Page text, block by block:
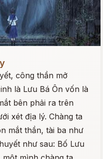
công thần mở
là Lưu Bá Ôn vốn là
bên phải ra trên
xét địa lý. Chàng ta
mắt thần, tài ba như
như sau: Bố Lưu